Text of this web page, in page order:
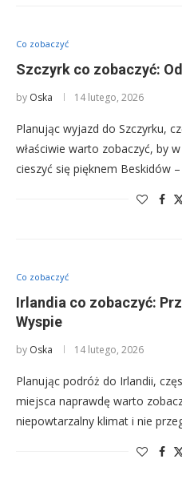
Co zobaczyć
Szczyrk co zobaczyć:
by Oska 14 lutego, 2026
Planując wyjazd do Szczyrku,
właściwie warto zobaczyć, by
cieszyć się pięknem Beskidów
Co zobaczyć
Irlandia co zobaczyć:
Wyspie
by Oska 14 lutego, 2026
Planując podróż do Irlandii,
miejsca naprawdę warto
niepowtarzalny klimat i nie